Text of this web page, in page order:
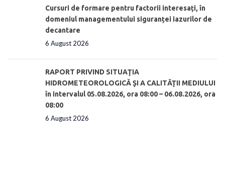
Cursuri de formare pentru factorii interesați, în
domeniul managementului siguranței iazurilor de
decantare
6 August 2026
RAPORT PRIVIND SITUAŢIA
HIDROMETEOROLOGICĂ ŞI A CALITĂŢII MEDIULUI
în intervalul 05.08.2026, ora 08:00 – 06.08.2026, ora
08:00
6 August 2026